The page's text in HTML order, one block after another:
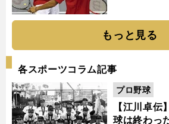
もっと見る
各スポーツコラム記事
【江川卓
球は終わっ
プロ野球